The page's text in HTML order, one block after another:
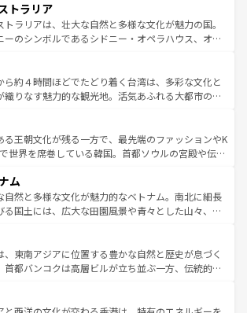
ューオーリンズでは、音楽と美食が融合した独特の
魅力。旅行者はアメリカの各地域で異なる魅力を楽
がら、その多様性と豊かな歴史を感じることができ
贅沢な旅のスタイルだ。 なお、新着のアメリカ
コンテンツ一覧を参照してほしい。
は見逃せない。また、定番の観光地といえばオアフ
、静かな自然を求めるならマウイ島やカウアイ島が
め。エメラルドグリーンに輝く海をはじめ、豊かな
もてなしの心で訪れる人々を迎えてくれるハワイの
おいしいローカルフードやハワイアンミュージッ
統的なフラダンスなど、すべてがハワイの魅力を彩
に味わってほしい。 なお、新着のハワイ情報
テンツ一覧を参照してほしい。
トラリア
トラリアは、壮大な自然と多様な文化が魅力の国。
ーのシンボルであるシドニー・オペラハウス、オー
ーフや大陸中央部にそびえるウルル（エアーズロッ
タスマニアの美しい原生林やケアンズの熱帯雨林な
どころがたくさん。また、カフェやワイン、オージ
アクティビティも充実しており、サーフィンやダイ
、ハイキングなど、アウトドア好きにはたまらな
ーストラリアの多彩な魅力を存分に味わいつくそ
ほしい。
ら約４時間ほどでたどり着く台湾は、多彩な文化と
織りなす魅力的な観光地。活気あふれる大都市の台
静ひつな山岳地帯である台湾東部など、都市の喧騒
の静けさが共存しており、訪れる人に新しい発見と
もたらしてくれる。また、奥深い台湾の食文化も魅
いいと評判のスイーツなど、バラエティ豊かな料理
が味わえる。 なお、新着の台湾情報は コンテンツ一覧を参
ほしい。
る王朝文化が残る一方で、最先端のファッションやK
世界を席巻している韓国。首都ソウルの宮殿や伝統
方に足を延ばせば四季折々の自然美を楽しむことが
。そして、キムチや焼肉、絶品のストリートフード
さまざまな韓国料理が待っている。夜には、韓国な
に包まれながら、韓国の多彩な魅力を心ゆくまで味
わってみてほしい。 なお、新着の韓国情報はコンテンツ一
照してほしい。
ム
自然と多様な文化が魅力的なベトナム。南北に細長
る国土には、広大な田園風景や青々とした山々、世
発展と共に伝統が息づく。ハノイの古い町並みやホ
ン市のフランス統治時代の建物も、独特の雰囲気を
している。また、バラエティの豊かさとおいしさで
フォーやバインミー、ベトナムコーヒーなどは、ぜ
で味わいたい。どの地域を訪れてもあたたかい人々
、東南アジアに位置する豊かな自然と歴史が息づく
首都バンコクは高層ビルが立ち並ぶ一方、伝統的な
が交差している。北部ではチェンマイなどの山岳地
然と触れ合い、南部ではプーケットやクラビの美し